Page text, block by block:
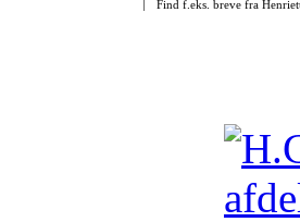
Find f.eks. breve fra